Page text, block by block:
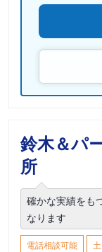
鈴木＆パ
所
確かな実績をも
なります
電話相談可能